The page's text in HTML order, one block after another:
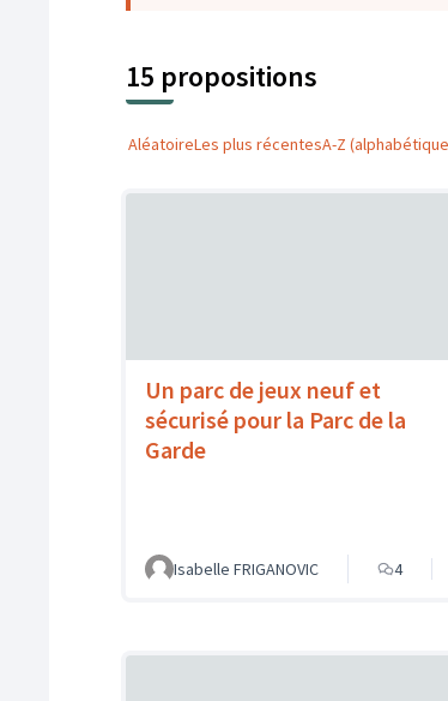
15 propositions
AléatoireLes plus récentesA-Z
Un parc de jeux neuf et
sécurisé pour la Parc de la
Garde
Isabelle FRIGANOVIC 4